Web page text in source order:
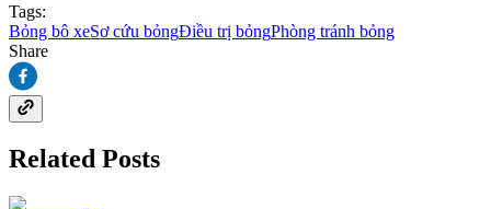
Tags:
Bỏng bô xeSơ cứu bỏngĐiều trị bỏngPhòng tránh bỏng
Share
Related Posts